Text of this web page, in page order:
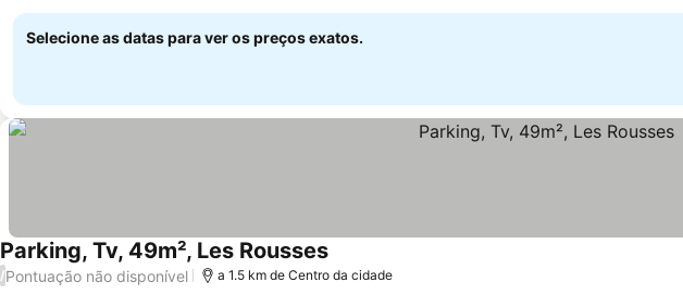
Selecione as datas para ver os preços exatos.
Parking, Tv, 49m², Les Rousses
/Pontuação não disponível a 1.5 km de Centro da cidade